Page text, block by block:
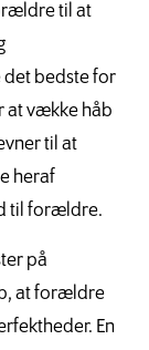
til at
det bedste for
at vække håb
til at
heraf
til forældre.
på
at forældre
En